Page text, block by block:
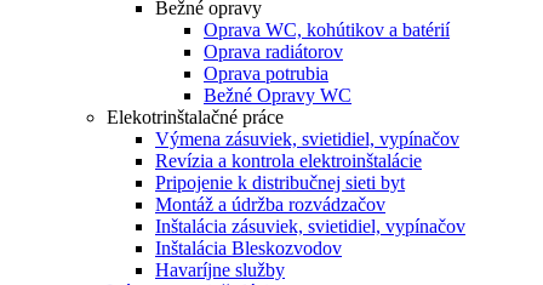
Bežné opravy
Oprava WC, kohútikov a batérií
Oprava radiátorov
Oprava potrubia
Bežné Opravy WC
Elekotrinštalačné práce
Výmena zásuviek, svietidiel, vypínačov
Revízia a kontrola elektroinštalácie
Pripojenie k distribučnej sieti byt
Montáž a údržba rozvádzačov
Inštalácia zásuviek, svietidiel, vypínačov
Inštalácia Bleskozvodov
Havaríjne služby